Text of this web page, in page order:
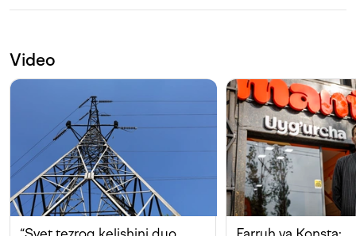
Video